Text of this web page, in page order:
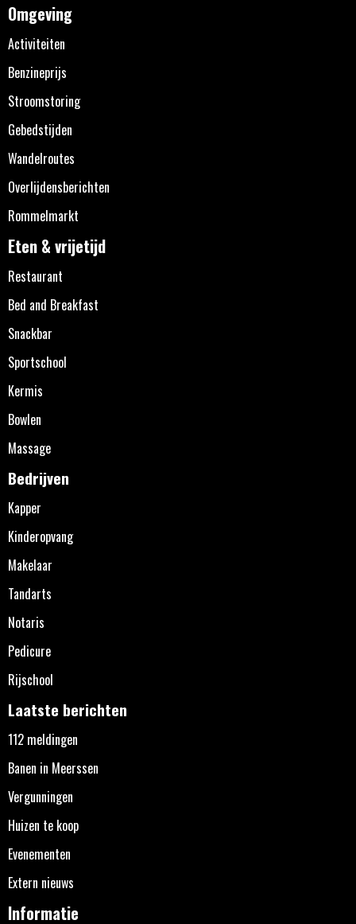
Omgeving
Activiteiten
Benzineprijs
Stroomstoring
Gebedstijden
Wandelroutes
Overlijdensberichten
Rommelmarkt
Eten & vrijetijd
Restaurant
Bed and Breakfast
Snackbar
Sportschool
Kermis
Bowlen
Massage
Bedrijven
Kapper
Kinderopvang
Makelaar
Tandarts
Notaris
Pedicure
Rijschool
Laatste berichten
112 meldingen
Banen in Meerssen
Vergunningen
Huizen te koop
Evenementen
Extern nieuws
Informatie